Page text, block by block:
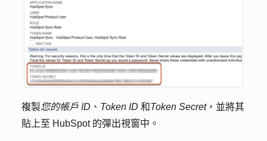
複製您的帳戶 ID 、 Token ID 和Token Secret，並將其
貼上至 HubSpot 的彈出視窗中。